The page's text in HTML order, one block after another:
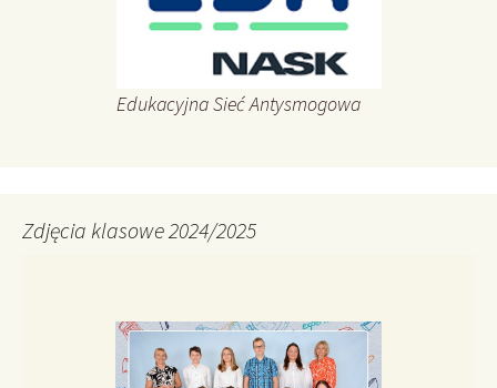
Edukacyjna Sieć Antysmogowa
Zdjęcia klasowe 2024/2025